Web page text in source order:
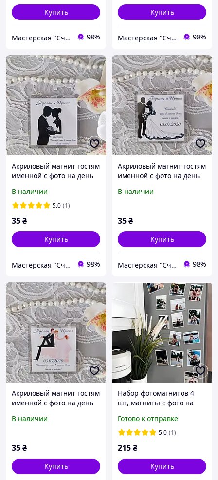
Купить
Мастерская "Счастливы вместе" 98%
Купить
Мастерская "Счастливы вместе" 98%
Акриловый магнит гостям
именной с фото на день
мм
В наличии
5.0 (1)
35₴
Купить
Мастерская "Счастливы вместе" 98%
Акриловый магнит гостям
именной с фото на день
мм
В наличии
35₴
Купить
Мастерская "Счастливы вместе" 98%
Акриловый магнит гостям
именной с фото на день
мм
В наличии
35₴
Купить
Набор фотомагнитов 4
шт, магниты с фото на
Готово к отправке
5.0 (1)
215₴
Купить